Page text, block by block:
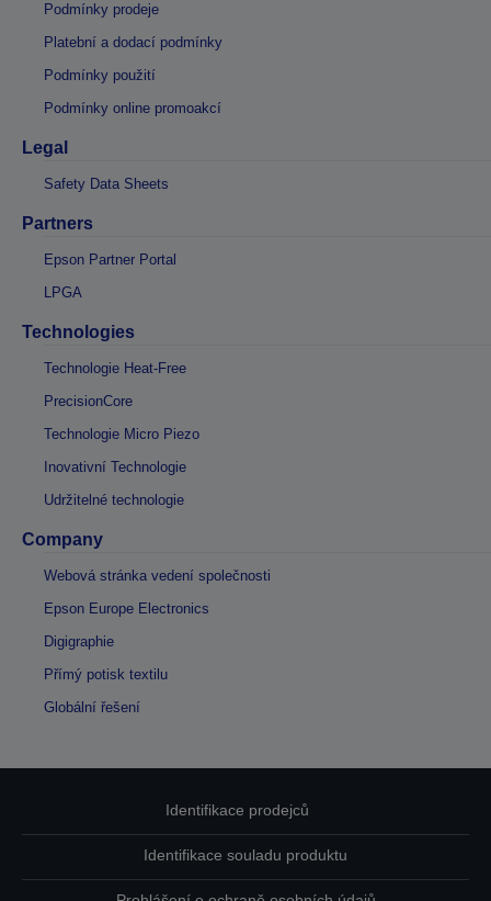
Podmínky prodeje
Platební a dodací podmínky
Podmínky použití
Podmínky online promoakcí
Legal
Safety Data Sheets
Partners
Epson Partner Portal
LPGA
Technologies
Technologie Heat-Free
PrecisionCore
Technologie Micro Piezo
Inovativní Technologie
Udržitelné technologie
Company
Webová stránka vedení společnosti
Epson Europe Electronics
Digigraphie
Přímý potisk textilu
Globální řešení
Identifikace prodejců
Identifikace souladu produktu